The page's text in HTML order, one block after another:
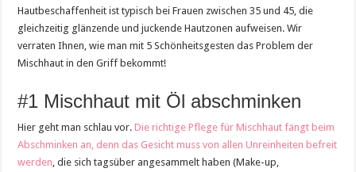
Hautbeschaffenheit ist typisch bei Frauen zwischen 35 und 45, die
gleichzeitig glänzende und juckende Hautzonen aufweisen. Wir
verraten Ihnen, wie man mit 5 Schönheitsgesten das Problem der
Mischhaut in den Griff bekommt!
#1 Mischhaut mit Öl abschminken
Hier geht man schlau vor. Die richtige Pflege für Mischhaut fängt beim
Abschminken an, denn das Gesicht muss von allen Unreinheiten befreit
werden , die sich tagsüber angesammelt haben (Make-up,